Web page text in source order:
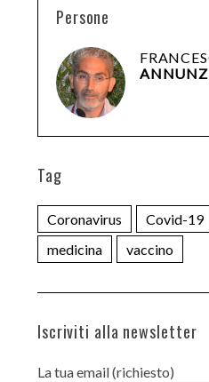
Persone
Tag
Coronavirus Covid-19
medicina
vaccino
Iscriviti alla newsletter
La tua email (richiesto)